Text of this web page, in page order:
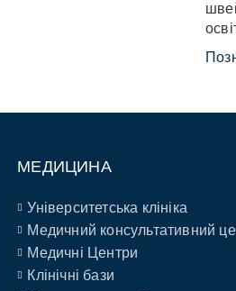
МЕДИЦИНА
Університетська клініка
Медичний консультативний
Медичні Центри
Клінічні бази